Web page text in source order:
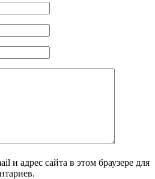
и адрес сайта в этом браузере для